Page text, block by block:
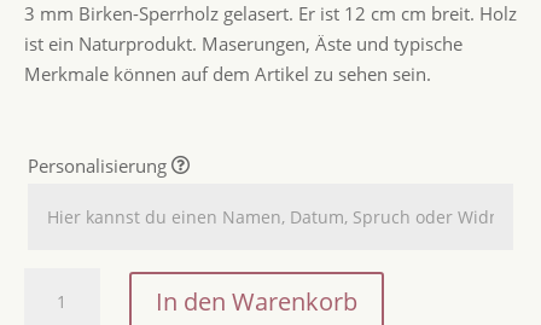
3 mm Birken-Sperrholz gelasert. Er ist 12 cm cm breit. Holz
ist ein Naturprodukt. Maserungen, Äste und typische
Merkmale können auf dem Artikel zu sehen sein.
Personalisierung
Cake-
In den Warenkorb